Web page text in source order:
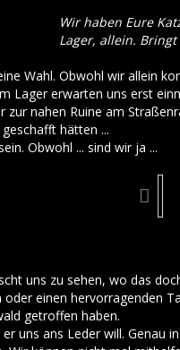
Wir haben Eure
Lager, allein.
Wahl. Obwohl wir allein
Lager erwarten uns erst
zur nahen Ruine am
hätten ...
Obwohl ... sind wir ja ...
uns zu sehen, wo das
einen hervorragenden
getroffen haben.
uns ans Leder will. Genau